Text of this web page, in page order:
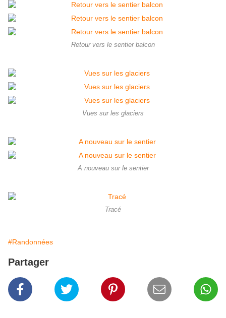
Retour vers le sentier balcon
Vues sur les glaciers
A nouveau sur le sentier
Tracé
#Randonnées
Partager